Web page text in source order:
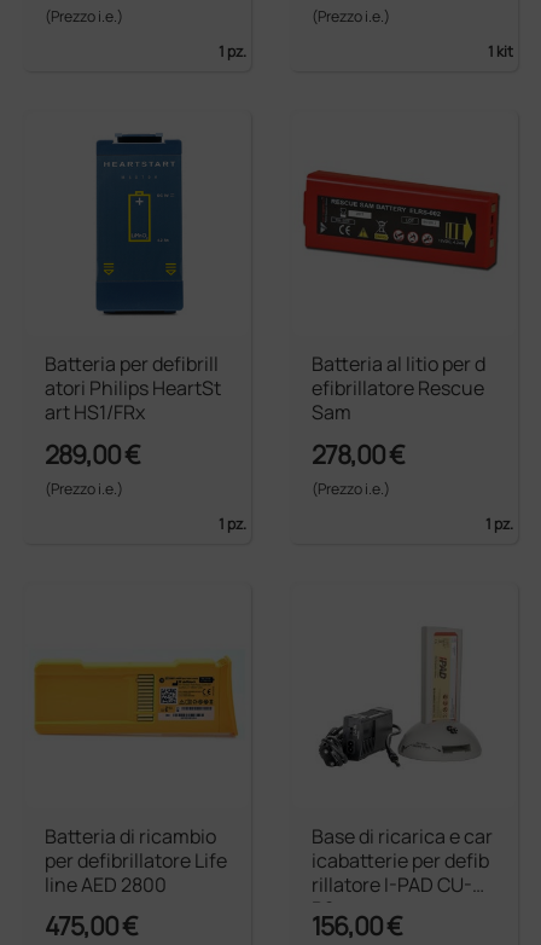
(Prezzo i.e.)
1 pz.
(Prezzo i.e.)
1 kit
Batteria per defibrill
atori Philips HeartSt
art HS1/FRx
289,00 €
(Prezzo i.e.)
1 pz.
Batteria al litio per d
efibrillatore Rescue
Sam
278,00 €
(Prezzo i.e.)
1 pz.
Batteria di ricambio
per defibrillatore Life
line AED 2800
475,00 €
Base di ricarica e car
icabatterie per defib
rillatore I-PAD CU-S
P2
156,00 €